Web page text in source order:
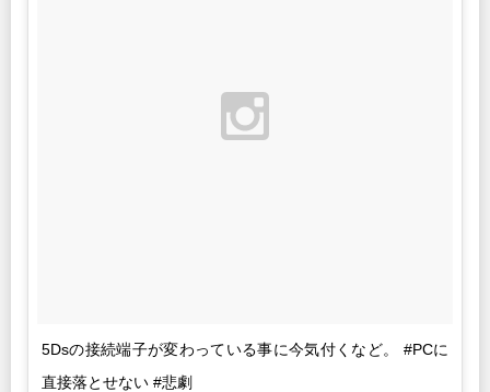
5Dsの接続端子が変わっている事に今気付くなど。 #PCに
直接落とせない #悲劇